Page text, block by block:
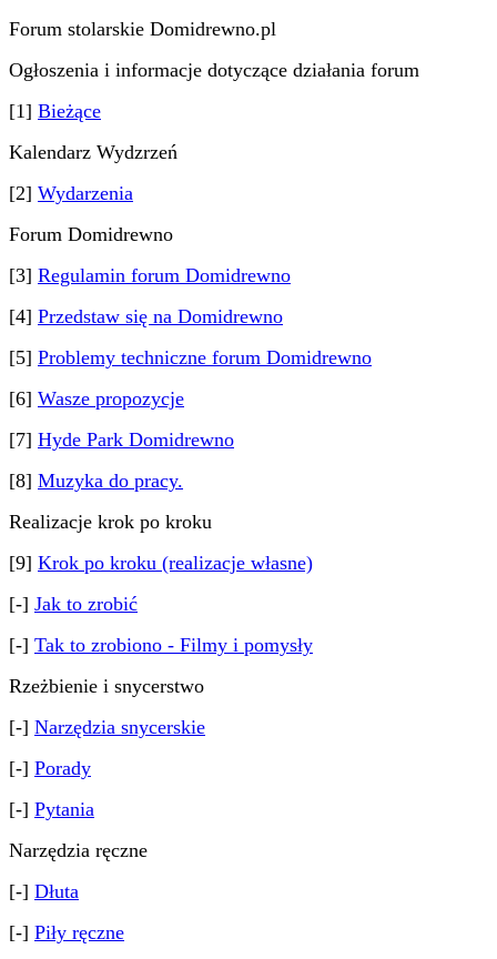
Forum stolarskie Domidrewno.pl
Ogłoszenia i informacje dotyczące działania forum
[1] Bieżące
Kalendarz Wydzrzeń
[2] Wydarzenia
Forum Domidrewno
[3] Regulamin forum Domidrewno
[4] Przedstaw się na Domidrewno
[5] Problemy techniczne forum Domidrewno
[6] Wasze propozycje
[7] Hyde Park Domidrewno
[8] Muzyka do pracy.
Realizacje krok po kroku
[9] Krok po kroku (realizacje własne)
[-] Jak to zrobić
[-] Tak to zrobiono - Filmy i pomysły
Rzeżbienie i snycerstwo
[-] Narzędzia snycerskie
[-] Porady
[-] Pytania
Narzędzia ręczne
[-] Dłuta
[-] Piły ręczne